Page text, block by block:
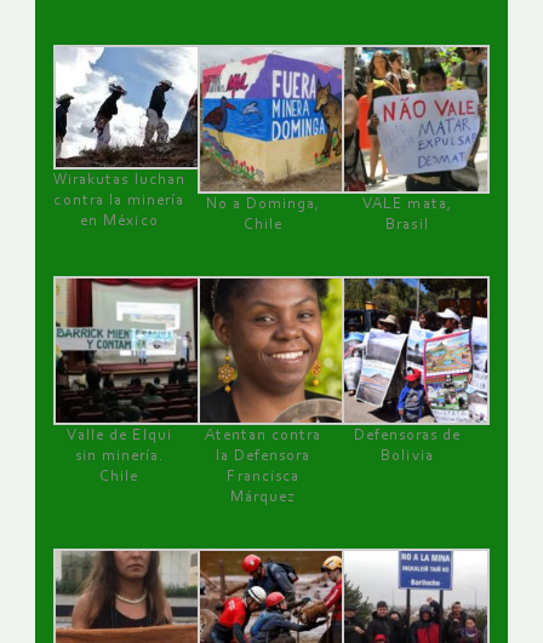
Wirakutas luchan
contra la minería
en México
No a Dominga,
Chile
VALE mata,
Brasil
Valle de Elqui
sin minería.
Chile
Atentan contra
la Defensora
Francisca
Márquez
Defensoras de
Bolivia